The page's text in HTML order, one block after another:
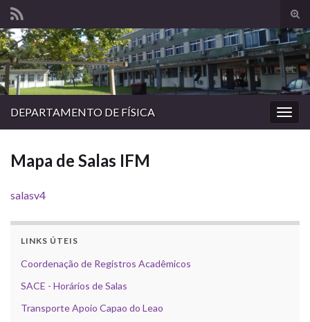
de
Search for:
DEPARTAMENTO DE FÍSICA
Mapa de Salas IFM
salasv4
LINKS ÚTEIS
Coordenação de Registros Acadêmicos
SACE - Horários de Salas
Transporte Apoio Capao do Leao